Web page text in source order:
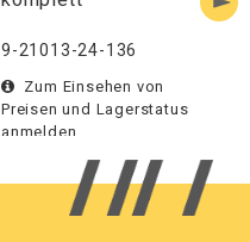
9-21013-24-136
Zum Einsehen von
Preisen und Lagerstatus
anmelden.